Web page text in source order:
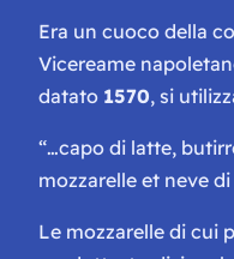
Era un cuoco della
Vicereame
datato 1570, si
“…capo di latte,
mozzarelle et neve
Le mozzarelle di cui